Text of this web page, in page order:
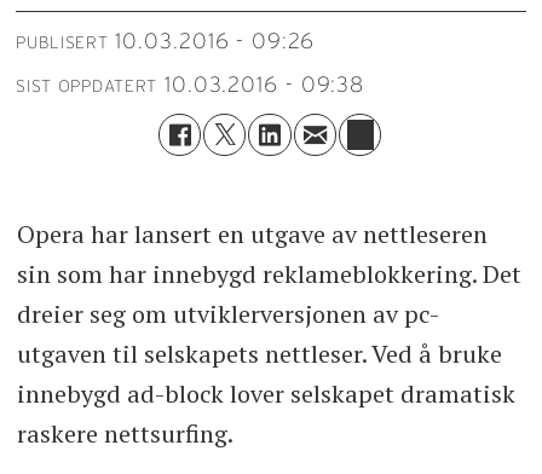
PUBLISERT 10.03.2016 - 09:26
SIST OPPDATERT 10.03.2016 - 09:38
Opera har lansert en utgave av nettleseren
sin som har innebygd reklameblokkering. Det
dreier seg om utviklerversjonen av pc-
utgaven til selskapets nettleser. Ved å bruke
innebygd ad-block lover selskapet dramatisk
raskere nettsurfing.